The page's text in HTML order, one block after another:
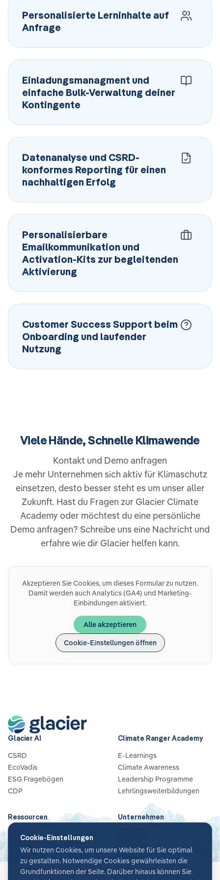
Personalisierte Lerninhalte auf
Anfrage
Einladungsmanagment und
einfache Bulk-Verwaltung deiner
Kontingente
Datenanalyse und CSRD-
konformes Reporting für einen
nachhaltigen Erfolg
Personalisierbare
Emailkommunikation und
Activation-Kits zur begleitenden
Aktivierung
Customer Success Support beim
Onboarding und laufender
Nutzung
Viele Hände, Schnelle Klimawende
Kontakt und Demo anfragen
Je mehr Unternehmen sich aktiv für Klimaschutz
einsetzen, desto besser steht es um unser aller
Zukunft. Hast du Fragen zur Glacier Climate
Academy oder möchtest du eine persönliche
Demo anfragen? Schreibe uns eine Nachricht und
erfahre wie dir Glacier helfen kann.
Akzeptieren Sie Cookies, um dieses Formular zu nutzen.
Damit werden auch Analytics (GA4) und Marketing-
Einbindungen aktiviert.
Alle akzeptieren
Cookie-Einstellungen öffnen
Glacier AI
CSRD
EcoVadis
ESG Fragebögen
CDP
Climate Ranger Academy
E-Learnings
Climate Awareness
Leadership Programme
Lehrlingsweiterbildungen
Ressourcen
Blog
Guides & Checklisten
Webinare
Case Studies
Unternehmen
Partners
Karriere
Kontakt
Cookie-Einstellungen
Wir nutzen Cookies, um unsere Website für Sie optimal
zu gestalten. Notwendige Cookies gewährleisten die
Grundfunktionen der Seite. Darüber hinaus können Sie